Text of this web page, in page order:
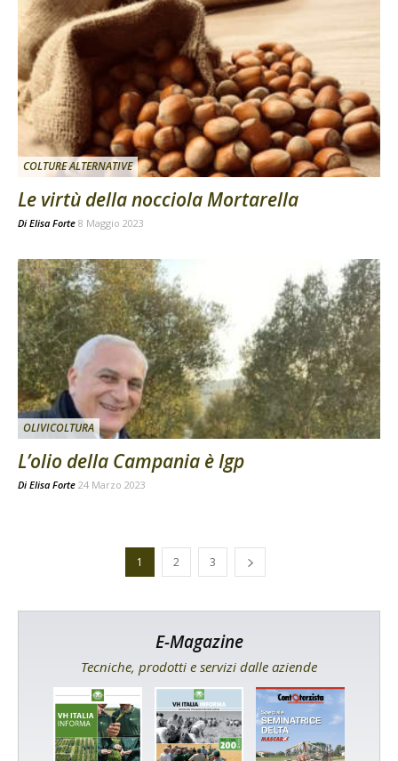
COLTURE ALTERNATIVE
Le virtù della nocciola Mortarella
Di Elisa Forte 8 Maggio 2023
OLIVICOLTURA
L’olio della Campania è Igp
Di Elisa Forte 24 Marzo 2023
1 2 3
E-Magazine
Tecniche, prodotti e servizi dalle aziende